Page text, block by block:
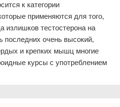
к категории
применяются для того,
излишков тестостерона на
последних очень высокий,
и крепких мышц многие
курсы с употреблением